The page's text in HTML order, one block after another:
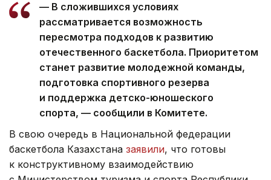
— В сложившихся условиях
рассматривается возможность
пересмотра подходов к развитию
отечественного баскетбола. Приоритетом
станет развитие молодежной команды,
подготовка спортивного резерва
и поддержка детско-юношеского
спорта, — сообщили в Комитете.
В свою очередь в Национальной федерации
баскетбола Казахстана заявили, что готовы
к конструктивному взаимодействию